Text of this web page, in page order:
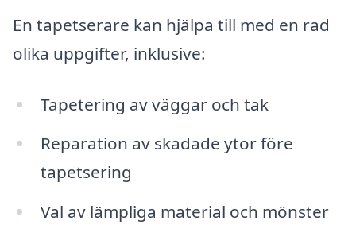
En tapetserare kan hjälpa till med en rad
olika uppgifter, inklusive:
Tapetering av väggar och tak
Reparation av skadade ytor före
tapetsering
Val av lämpliga material och mönster